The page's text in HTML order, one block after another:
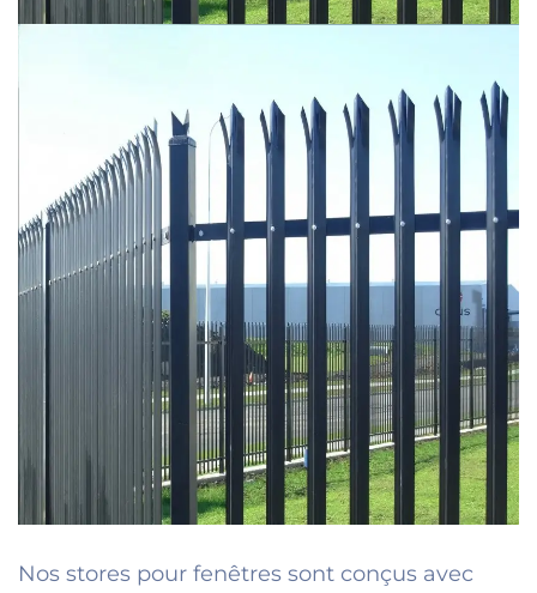
Nos stores pour fenêtres sont conçus avec